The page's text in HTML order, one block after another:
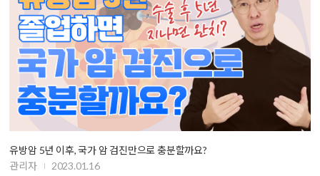
유방암 5년 이후, 국가 암 검진만으로 충분할까요?
관리자
2023.01.16